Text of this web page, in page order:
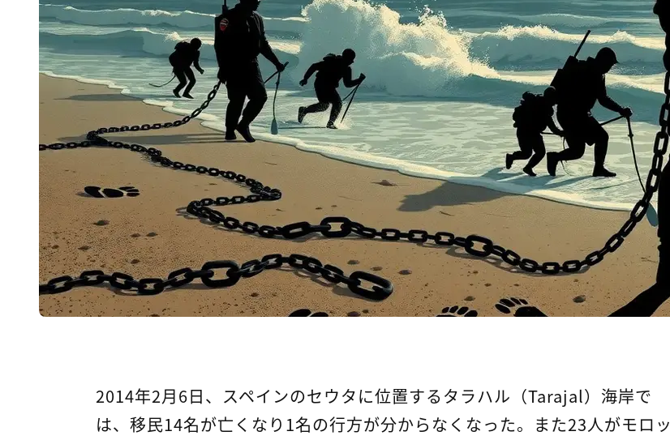
2014年2月6日、スペインのセウタに位置するタラハル（Tarajal）海岸で
は、移民14名が亡くなり1名の行方が分からなくなった。また23人がモロッ